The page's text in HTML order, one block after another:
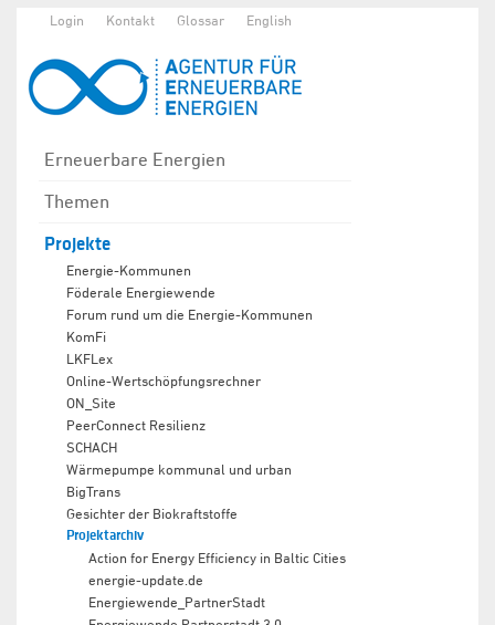
Login Kontakt Glossar English
Erneuerbare Energien
Themen
Projekte
Energie-Kommunen
Föderale Energiewende
Forum rund um die Energie-Kommunen
KomFi
LKFLex
Online-Wertschöpfungsrechner
ON_Site
PeerConnect Resilienz
SCHACH
Wärmepumpe kommunal und urban
BigTrans
Gesichter der Biokraftstoffe
Projektarchiv
Action for Energy Efficiency in Baltic Cities
energie-update.de
Energiewende_PartnerStadt